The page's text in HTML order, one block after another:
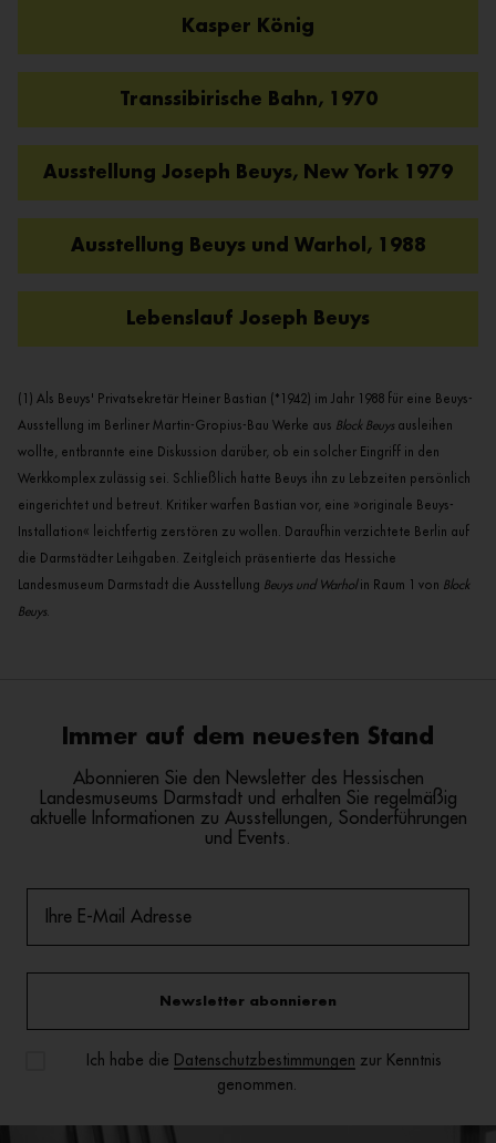
Kasper König
Transsibirische Bahn, 1970
Ausstellung Joseph Beuys, New York 1979
Ausstellung Beuys und Warhol, 1988
Lebenslauf Joseph Beuys
(1) Als Beuys' Privatsekretär Heiner Bastian (*1942) im Jahr 1988 für eine Beuys-
Ausstellung im Berliner Martin-Gropius-Bau Werke aus Block Beuys ausleihen
wollte, entbrannte eine Diskussion darüber, ob ein solcher Eingriff in den
Werkkomplex zulässig sei. Schließlich hatte Beuys ihn zu Lebzeiten persönlich
eingerichtet und betreut. Kritiker warfen Bastian vor, eine »originale Beuys-
Installation« leichtfertig zerstören zu wollen. Daraufhin verzichtete Berlin auf
die Darmstädter Leihgaben. Zeitgleich präsentierte das Hessiche
Landesmuseum Darmstadt die Ausstellung Beuys und Warholin Raum 1 von Block
Beuys
Immer auf dem neuesten Stand
Abonnieren Sie den Newsletter des Hessischen
Landesmuseums Darmstadt und erhalten Sie regelmäßig
aktuelle Informationen zu Ausstellungen, Sonderführungen
und Events.
Ich habe die Datenschutzbestimmungen zur Kenntnis
genommen.
Newsletter abonnieren